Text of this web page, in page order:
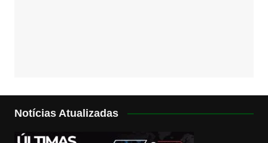
Notícias Atualizadas